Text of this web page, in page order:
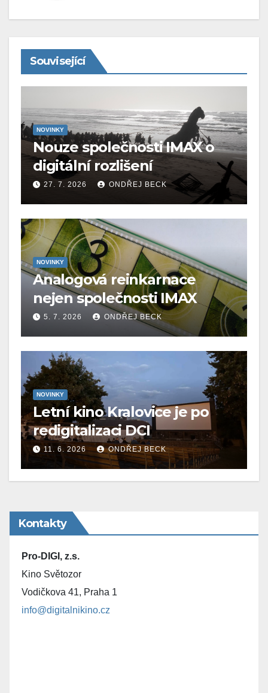
Související
NOVINKY
Nouze společnosti IMAX o
digitální rozlišení
27. 7. 2026 ONDŘEJ BECK
NOVINKY
Analogová reinkarnace
nejen společnosti IMAX
5. 7. 2026 ONDŘEJ BECK
NOVINKY
Letní kino Kralovice je po
redigitalizaci DCI
11. 6. 2026 ONDŘEJ BECK
Kontakty
Pro-DIGI, z.s.
Kino Světozor
Vodičkova 41, Praha 1
info@digitalnikino.cz